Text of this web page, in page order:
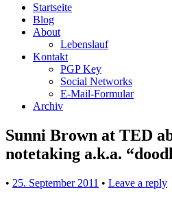
Startseite
Blog
About
Lebenslauf
Kontakt
PGP Key
Social Networks
E-Mail-Formular
Archiv
Sunni Brown at TED
notetaking a.k.a.
• 25. September 2011 • Leave a reply